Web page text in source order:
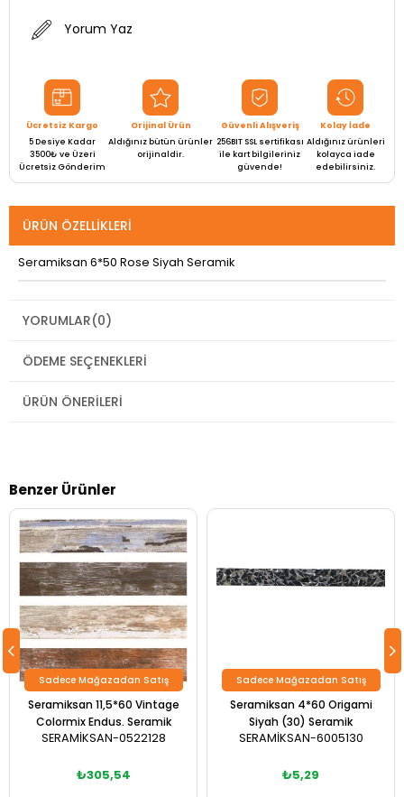
Yorum Yaz
Ücretsiz Kargo
5 Desiye Kadar
3500₺ ve Üzeri
Ücretsiz Gönderim
Orijinal Ürün
Aldığınız bütün ürünler
orijinaldir.
Güvenli Alışveriş
256BIT SSL sertifikası
ile kart bilgileriniz
güvende!
Kolay İade
Aldığınız ürünleri
kolayca iade
edebilirsiniz.
ÜRÜN ÖZELLIKLERI
Seramiksan 6*50 Rose Siyah Seramik
YORUMLAR(0)
ÖDEME SEÇENEKLERI
ÜRÜN ÖNERILERI
Benzer Ürünler
Seramiksan 11,5*60 Vintage
Colormix Endus. Seramik
SERAMİKSAN-0522128
₺305,54
Sadece Mağazadan Satış
Seramiksan 4*60 Origami
Siyah (30) Seramik
SERAMİKSAN-6005130
₺5,29
Sadece Mağazadan Satış